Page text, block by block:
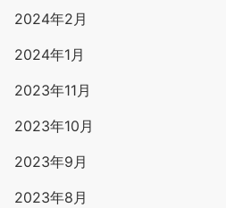
2024年2月
2024年1月
2023年11月
2023年10月
2023年9月
2023年8月